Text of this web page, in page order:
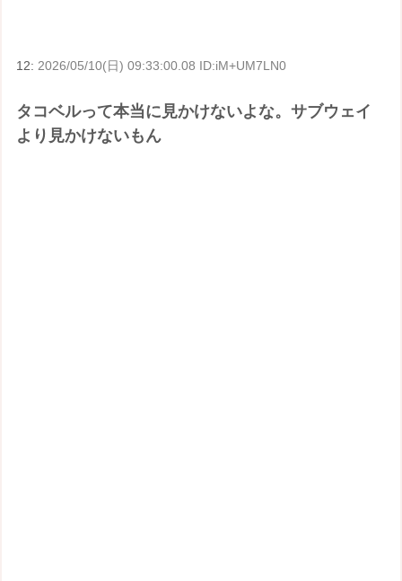
12:2026/05/10(日) 09:33:00.08 ID:iM+UM7LN0
タコベルって本当に見かけないよな。サブウェイ
より見かけないもん